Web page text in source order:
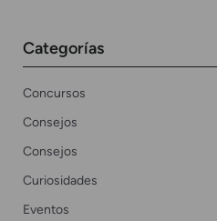
Categorías
Concursos
Consejos
Consejos
Curiosidades
Eventos